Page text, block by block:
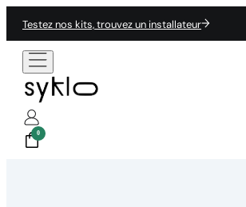
Testez nos kits, trouvez un installateur
0